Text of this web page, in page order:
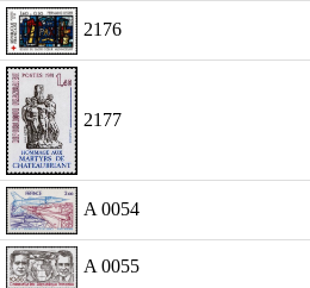
2176
2177
A 0054
A 0055